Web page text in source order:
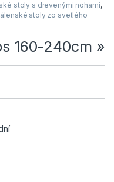
stoly s drevenými nohami,
stoly zo svetlého
160-240cm »